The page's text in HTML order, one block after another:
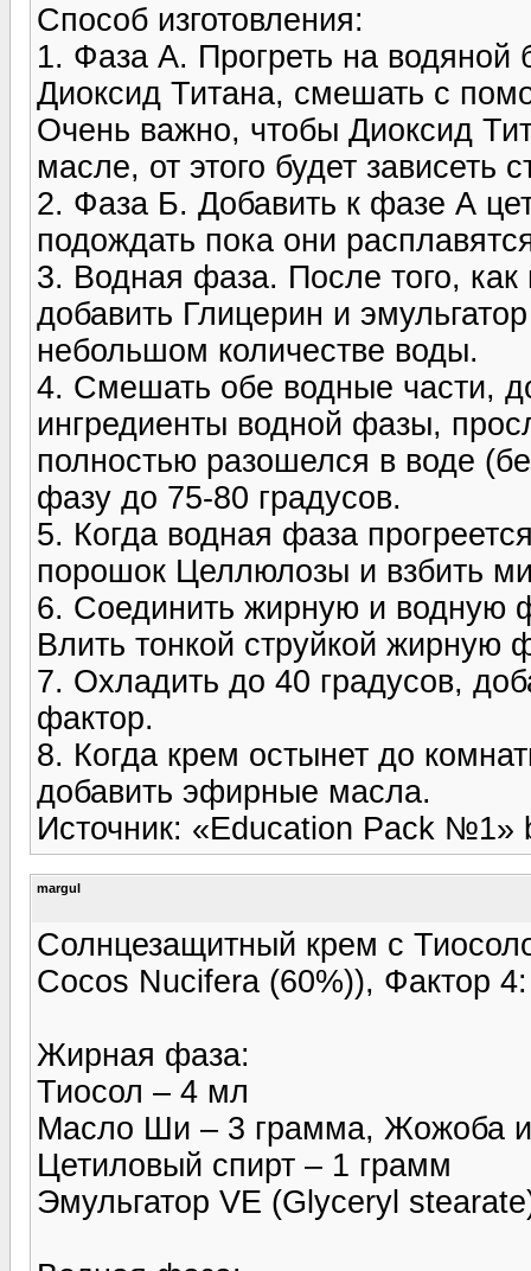
Способ изготовления:
1. Фаза А. Прогреть на водяной
Диоксид Титана, смешать с
Очень важно, чтобы Диоксид
масле, от этого будет зависеть
2. Фаза Б. Добавить к фазе А
подождать пока они
3. Водная фаза. После того, как
добавить Глицерин и
небольшом количестве воды.
4. Смешать обе водные части,
ингредиенты водной фазы,
полностью разошелся в воде
фазу до 75-80 градусов.
5. Когда водная фаза
порошок Целлюлозы и взбить
6. Соединить жирную и водную
Влить тонкой струйкой
7. Охладить до 40 градусов,
фактор.
8. Когда крем остынет до
добавить эфирные масла.
Источник: «Education Pack №1»
margul
Солнцезащитный крем с
Cocos Nucifera (60%)), Фактор 4:
Жирная фаза:
Тиосол – 4 мл
Масло Ши – 3 грамма, Жожоба
Цетиловый спирт – 1 грамм
Эмульгатор VE (Glyceryl